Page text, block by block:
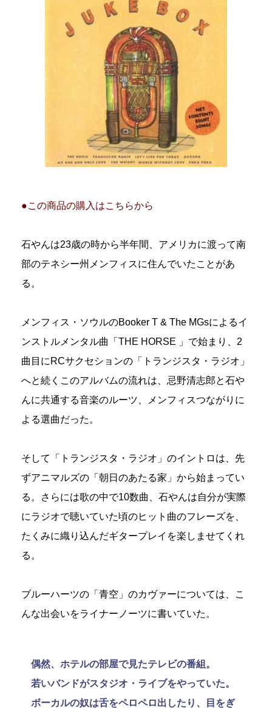
●この商品の購入はこちらから
石やんは23歳の時から半年間、アメリカに渡って南
部のテネシー州メンフィスに住んでいたことがあ
る。
メンフィス・ソウルのBooker T & The MGsによるイ
ンストルメンタル曲「THE HORSE 」で始まり、2
曲目にRCサクセションの「トランジスタ・ラジオ」
へと続くこのアルバムの流れは、忌野清志郎と石や
んに共通する音楽のルーツ、メンフィスつながりに
よる選曲だった。
そして「トランジスタ・ラジオ」のイントロは、先
ずアニマルズの「朝日のあたる家」から始まってい
る。さらには歌の中で10数曲、石やんは自分が実際
にラジオで聴いていた頃のヒット曲のフレーズを、
たくみに織り込んだギタープレイを楽しませてくれ
る。
ブルーハーツの「青空」のカヴァーについては、こ
んな出会いをライナーノーツに書いていた。
偶然、ホテルの部屋で見たテレビの番組。
若いバンドがスタジオ・ライブをやっていた。
ボーカルの奴は舌をペロペロ出したり、目をぎ